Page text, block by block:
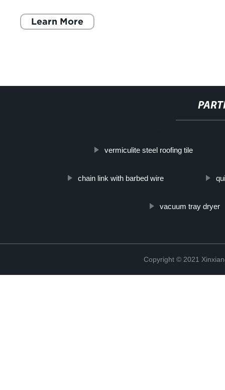
Learn More
vermiculite steel roofing tile
chain link with barbed wire
vacuum tray dryer
Copyright © 2021